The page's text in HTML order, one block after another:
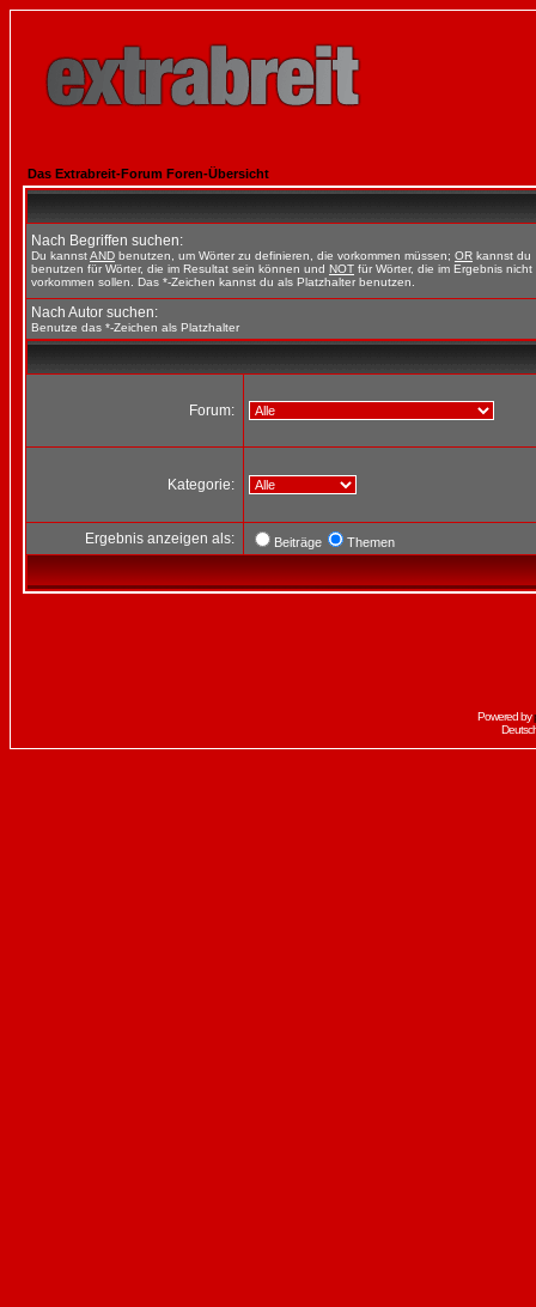
Das Extrabreit-Forum Foren-Übersicht
Nach Begriffen suchen:
Du kannstAND benutzen, um Wörter zu definieren, die vorkommen müssen; OR kannst du
benutzen für Wörter, die im Resultat sein können und NOT für Wörter, die im Ergebnis nicht
vorkommen sollen. Das *-Zeichen kannst du als Platzhalter benutzen.
Nach Autor suchen:
Benutze das *-Zeichen als Platzhalter
Forum:
Kategorie:
Ergebnis anzeigen als: Beiträge Themen
Powered by